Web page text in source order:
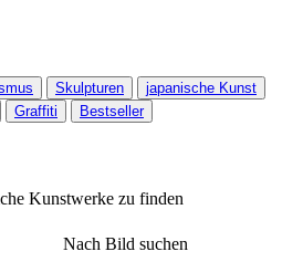
Skulpturen
japanische Kunst
Graffiti Bestseller
Kunstwerke zu finden
Nach Bild suchen